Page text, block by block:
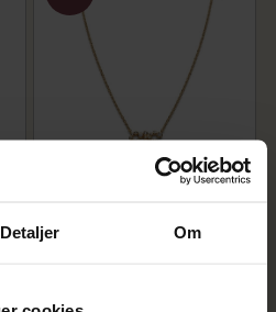
Detaljer Om
Maria Black 'SIS Collet'
På lager